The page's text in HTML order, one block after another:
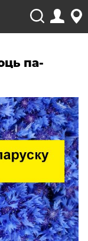
па-